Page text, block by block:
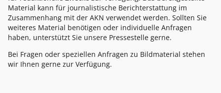
Material kann für journalistische Berichterstattung im
Zusammenhang mit der AKN verwendet werden. Sollten Sie
weiteres Material benötigen oder individuelle Anfragen
haben, unterstützt Sie unsere Pressestelle gerne.
Bei Fragen oder speziellen Anfragen zu Bildmaterial stehen
wir Ihnen gerne zur Verfügung.